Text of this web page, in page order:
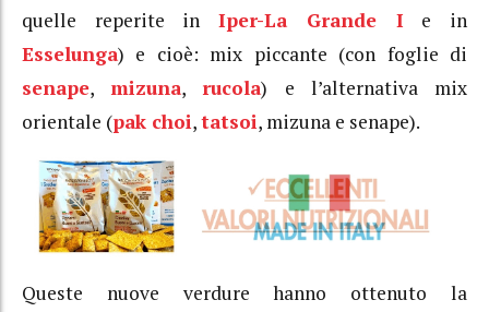
quelle reperite inIper-La Grande I e in
Esselunga) e cioè: mix piccante (con foglie di
senape,mizuna,rucola) e l’alternativa mix
orientale (pak choi,tatsoi, mizuna e senape).
Queste nuove verdure hanno ottenuto la